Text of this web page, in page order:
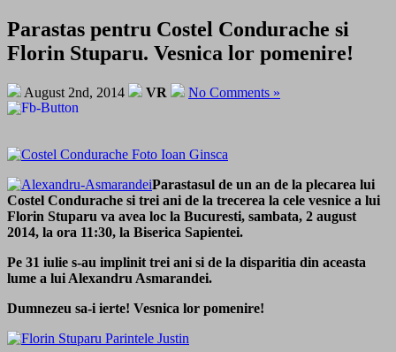
Parastas pentru Costel Condurache si
Florin Stuparu. Vesnica lor pomenire!
August 2nd, 2014 VR No Comments »
Parastasul de un an de la plecarea lui
Costel Condurache si trei ani de la trecerea la cele vesnice a lui
Florin Stuparu va avea loc la Bucuresti, sambata, 2 august
2014, la ora 11:30, la Biserica Sapientei.
Pe 31 iulie s-au implinit trei ani si de la disparitia din aceasta
lume a lui Alexandru Asmarandei.
Dumnezeu sa-i ierte! Vesnica lor pomenire!